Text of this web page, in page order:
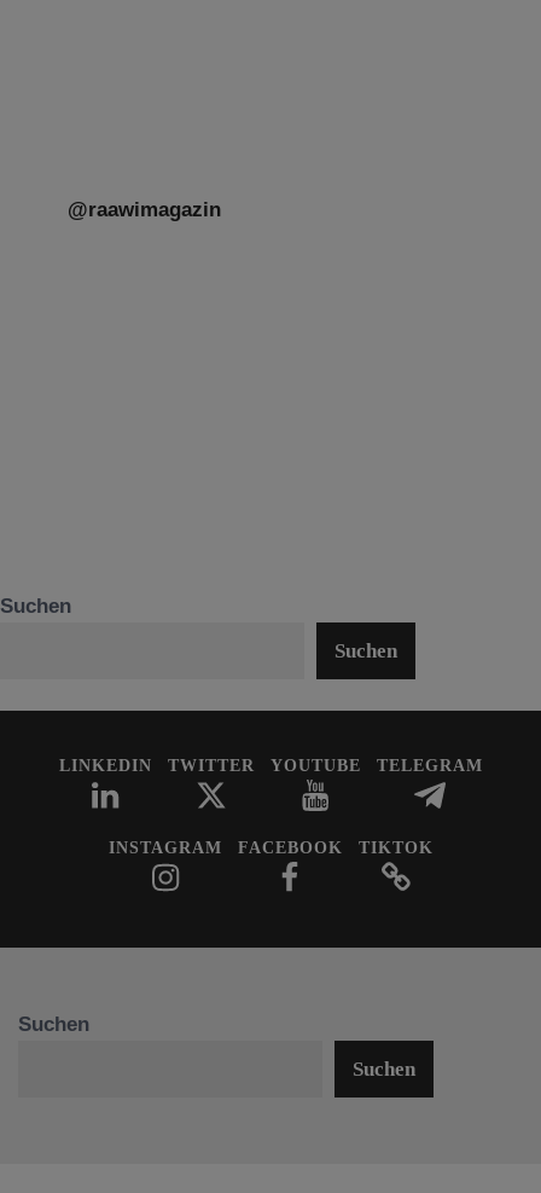
@raawimagazin
Suchen
Suchen
LINKEDIN TWITTER YOUTUBE TELEGRAM
INSTAGRAM FACEBOOK TIKTOK
Suchen
Suchen